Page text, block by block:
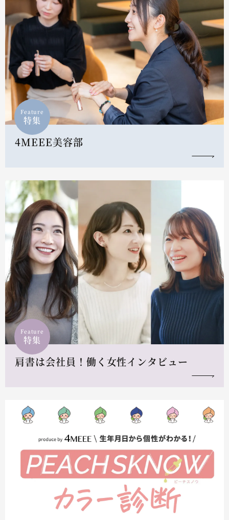
Feature
特集
4MEEE美容部
Feature
特集
肩書は会社員！働く女性インタビュー